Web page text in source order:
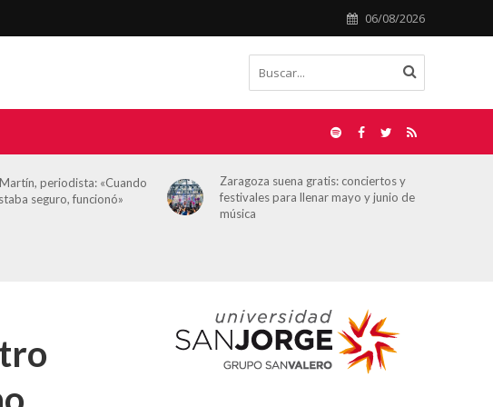
06/08/2026
gratis: conciertos y
llenar mayo y junio de
Álvaro Sierra, director de
HOY ARAGÓN: “No estamos en una
situación límite, pero sí en un momento